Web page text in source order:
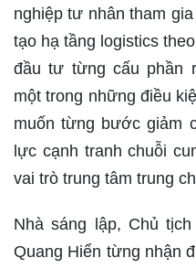
nghiệp tư nhân tham
tạo hạ tầng logistics
đầu tư từng cấu phần
một trong những điều
muốn từng bước giảm
lực cạnh tranh chuỗi
vai trò trung tâm trung
Nhà sáng lập, Chủ
Quang Hiển từng nhận